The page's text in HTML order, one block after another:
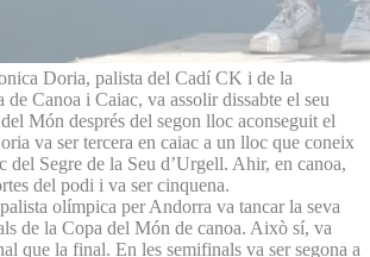
Doria, palista del Cadí CK i de la
Canoa i Caiac, va assolir dissabte el seu
Món després del segon lloc aconseguit el
va ser tercera en caiac a un lloc que coneix
del Segre de la Seu d’Urgell. Ahir, en canoa,
del podi i va ser cinquena.
olímpica per Andorra va tancar la seva
de la Copa del Món de canoa. Això sí, va
que la final. En les semifinals va ser segona a